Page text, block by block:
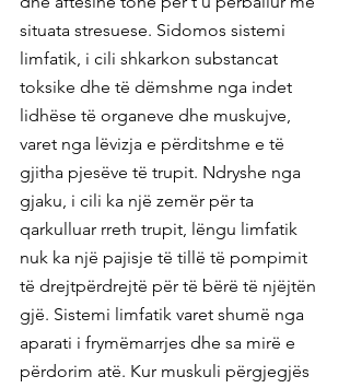
situata stresuese. Sidomos sistemi
limfatik, i cili shkarkon substancat
toksike dhe të dëmshme nga indet
lidhëse të organeve dhe muskujve,
varet nga lëvizja e përditshme e të
gjitha pjesëve të trupit. Ndryshe nga
gjaku, i cili ka një zemër për ta
qarkulluar rreth trupit, lëngu limfatik
nuk ka një pajisje të tillë të pompimit
të drejtpërdrejtë për të bërë të njëjtën
gjë. Sistemi limfatik varet shumë nga
aparati i frymëmarrjes dhe sa mirë e
përdorim atë. Kur muskuli përgjegjës